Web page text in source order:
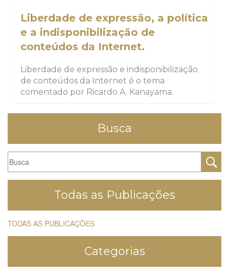
Liberdade de expressão, a política
e a indisponibilização de
conteúdos da Internet.
Liberdade de expressão e indisponibilização
de conteúdos da Internet é o tema
comentado por Ricardo A. Kanayama.
Busca
Todas as Publicações
TODAS AS PUBLICAÇÕES
Categorias